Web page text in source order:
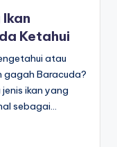
Ketahui
atau
gagah Baracuda?
ikan yang
sebagai…